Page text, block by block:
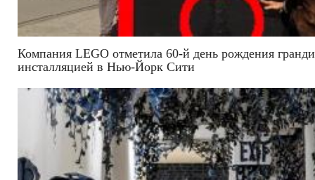
Компания LEGO отметила 60-й день рождения
инсталляцией в Нью-Йорк Сити